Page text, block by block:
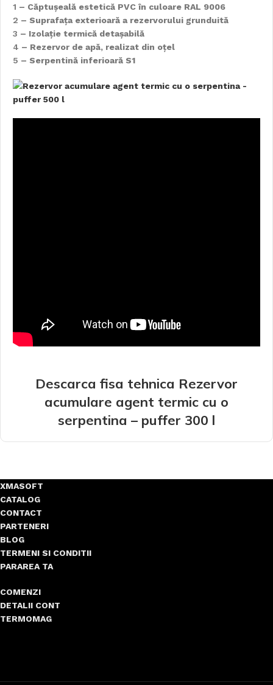
1 – Căptușeală estetică PVC în culoare RAL 9006
2 – Suprafața exterioară a rezervorului grunduită
3 – Izolație termică detașabilă
4 – Rezervor de apă, realizat din oțel
5 – Serpentină inferioară S1
Descarca fisa tehnica Rezervor
acumulare agent termic cu o
serpentina – puffer 300 l
XMASOFT
CATALOG
CONTACT
PARTENERI
BLOG
TERMENI SI CONDITII
PARAREA TA
COMENZI
DETALII CONT
TERMOMAG